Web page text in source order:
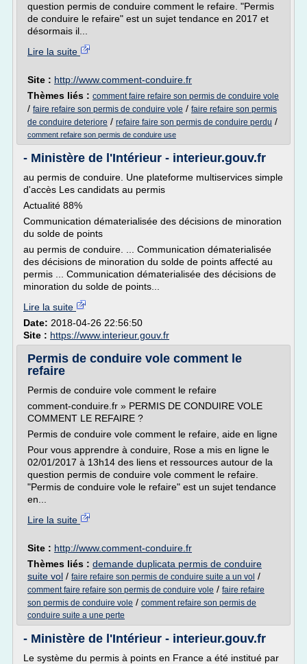
question permis de conduire comment le refaire. "Permis
de conduire le refaire" est un sujet tendance en 2017 et
désormais il...
Lire la suite
Site : http://www.comment-conduire.fr
Thèmes liés : comment faire refaire son permis de conduire vole
/ faire refaire son permis de conduire vole / faire refaire son permis
de conduire deteriore / refaire faire son permis de conduire perdu /
comment refaire son permis de conduire use
- Ministère de l'Intérieur - interieur.gouv.fr
au permis de conduire. Une plateforme multiservices simple
d'accès Les candidats au permis
Actualité 88%
Communication dématerialisée des décisions de minoration
du solde de points
au permis de conduire. ... Communication dématerialisée
des décisions de minoration du solde de points affecté au
permis ... Communication dématerialisée des décisions de
minoration du solde de points...
Lire la suite
Date: 2018-04-26 22:56:50
Site : https://www.interieur.gouv.fr
Permis de conduire vole comment le
refaire
Permis de conduire vole comment le refaire
comment-conduire.fr » PERMIS DE CONDUIRE VOLE
COMMENT LE REFAIRE ?
Permis de conduire vole comment le refaire, aide en ligne
Pour vous apprendre à conduire, Rose a mis en ligne le
02/01/2017 à 13h14 des liens et ressources autour de la
question permis de conduire vole comment le refaire.
"Permis de conduire vole le refaire" est un sujet tendance
en...
Lire la suite
Site : http://www.comment-conduire.fr
Thèmes liés : demande duplicata permis de conduire
suite vol / faire refaire son permis de conduire suite a un vol /
comment faire refaire son permis de conduire vole / faire refaire
son permis de conduire vole / comment refaire son permis de
conduire suite a une perte
- Ministère de l'Intérieur - interieur.gouv.fr
Le système du permis à points en France a été institué par